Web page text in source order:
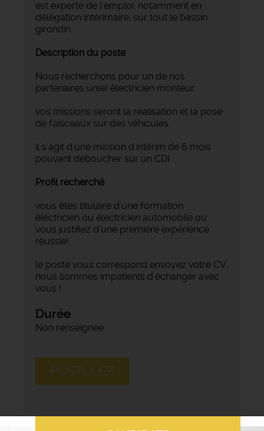
est experte de l'emploi, notamment en
délégation intérimaire, sur tout le bassin
girondin.
Description du poste
Nous recherchons pour un de nos
partenaires un(e) électricien monteur.
vos missions seront la réalisation et la pose
de faisceaux sur des véhicules.
il s'agit d'une mission d'intérim de 6 mois
pouvant déboucher sur un CDI
Profil recherché
vous êtes titulaire d'une formation
électricien ou électricien automobile ou
vous justifiez d'une première expérience
réussie!
le poste vous correspond envoyez votre CV,
nous sommes impatients d'échanger avec
vous !
Durée
Non renseignée
POSTULEZ